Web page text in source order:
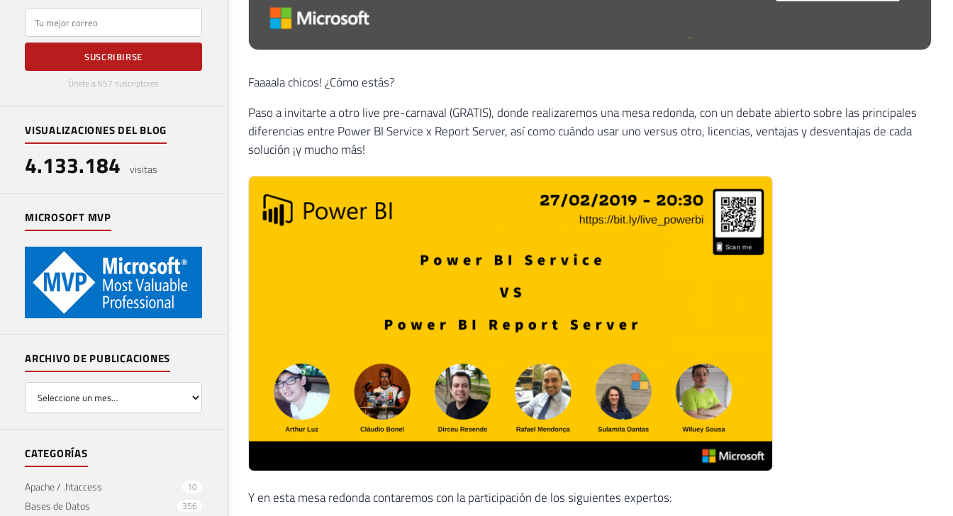
E-mail
SUSCRIBIRSE
Únete a 657 suscriptores
VISUALIZACIONES DEL BLOG
4.133.184 visitas
MICROSOFT MVP
ARCHIVO DE PUBLICACIONES
CATEGORÍAS
Apache / .htaccess 10
Bases de Datos 356
Faaaala chicos! ¿Cómo estás?
Paso a invitarte a otro live pre-carnaval (GRATIS), donde realizaremos una mesa redonda, con un debate abierto sobre las principales
diferencias entre Power BI Service x Report Server, así como cuándo usar uno versus otro, licencias, ventajas y desventajas de cada
solución ¡y mucho más!
Y en esta mesa redonda contaremos con la participación de los siguientes expertos: